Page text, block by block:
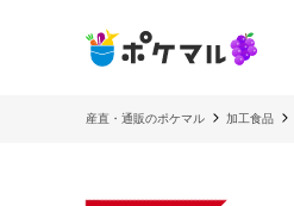
産直・通販のポケマル 加工食品